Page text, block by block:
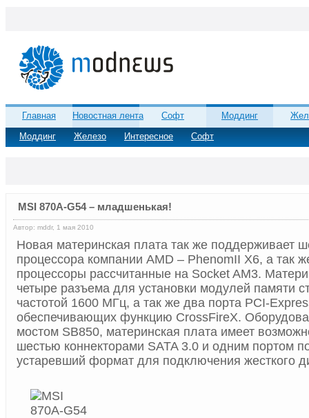
Главная
Новостная лента
Моддинг
Железо Интересное Софт
Софт Моддинг
MSI 870A-G54 – младшенькая!
Автор: mddr, 1 мая 2010
Новая материнская плата так же поддерживает
процессора компании AMD – PhenomII X6, а так
процессоры рассчитанные на Socket AM3.
четыре разъема для установки модулей памяти
частотой 1600 МГц, а так же два порта PCI-
обеспечивающих функцию CrossFireX.
мостом SB850, материнская плата имеет
шестью коннекторами SATA 3.0 и одним портом
устаревший формат для подключения жесткого